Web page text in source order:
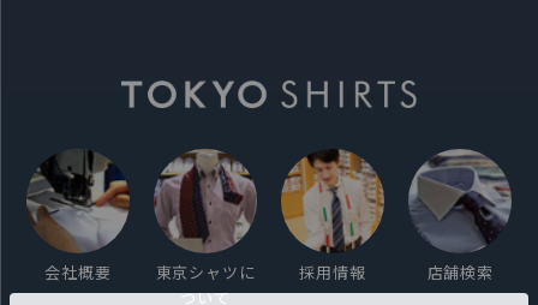
会社概要
東京シャツに
ついて
採用情報 店舗検索